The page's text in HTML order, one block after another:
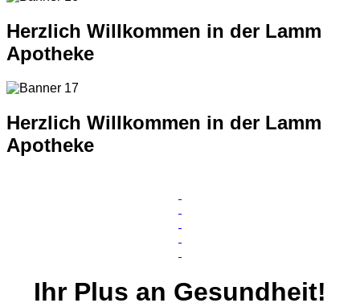
Herzlich Willkommen in der Lamm
Apotheke
Herzlich Willkommen in der Lamm
Apotheke
Ihr Plus an Gesundheit!